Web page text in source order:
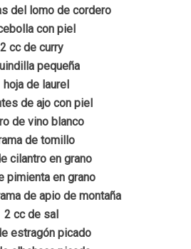
del lomo de cordero
con piel
2 cc de curry
pequeña
hoja de laurel
de ajo con piel
de vino blanco
de tomillo
cilantro en grano
pimienta en grano
de apio de montaña
2 cc de sal
estragón picado